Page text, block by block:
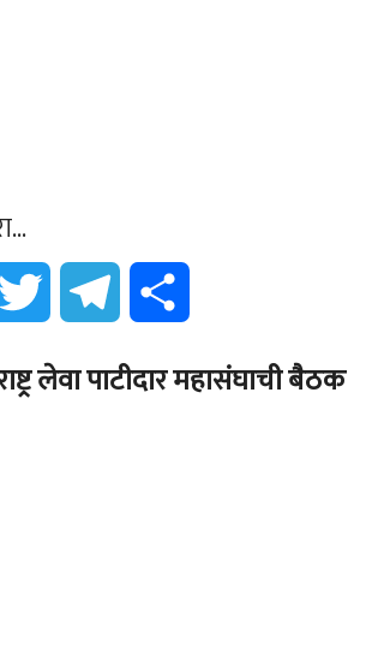
Twitter Telegram
लेवा पाटीदार महासंघाची बैठक